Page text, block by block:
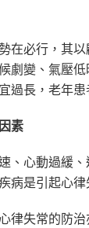
在必行，其
劇變、氣壓
過長，老年
素
、心動過緩
病是引起心
律失常的防